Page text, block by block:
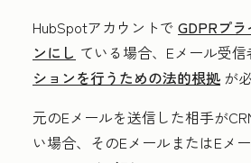
HubSpotアカウントで GDPRプ
ンにし ている場合、Eメール受信
ションを行うための法的根拠 が
元のEメールを送信した相手が
い場合、そのEメールまたはEメ